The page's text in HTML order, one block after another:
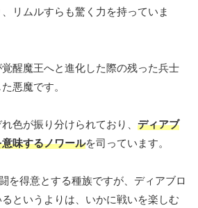
リムルすらも驚く力を持っていま
醒魔王へと進化した際の残った兵士
悪魔です。
色が振り分けられており、 ディアブ
味するノワールを司っています。
を得意とする種族ですが、ディアブロ
というよりは、いかに戦いを楽しむ